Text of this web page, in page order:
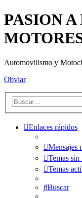
PASION
Automovilismo y
Obviar
Enlaces rápidos
Mensajes
Temas sin
Temas
Buscar